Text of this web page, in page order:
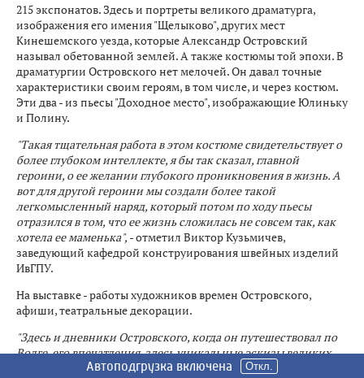
215 экспонатов. Здесь и портреты великого драматурга,
изображения его имения "Щелыково", других мест
Кинешемского уезда, которые Александр Островский
называл обетованной землей. А также костюмы той эпохи. В
драматургии Островского нет мелочей. Он давал точные
характеристики своим героям, в том числе, и через костюм.
Эти два - из пьесы "Доходное место", изображающие Юлиньку
и Полину.
"Такая тщательная работа в этом костюме свидетельствует о
более глубоком интеллекте, я бы так сказал, главной
героини, о ее желании глубокого проникновения в жизнь. А
вот для другой героини мы создали более такой
легкомысленный наряд, который потом по ходу пьесы
отразился в том, что ее жизнь сложилась не совсем так, как
хотела ее маменька", - отметил Виктор Кузьмичев,
заведующий кафедрой конструирования швейных изделий
ИвГПУ.
На выставке - работы художников времен Островского,
афиши, театральные декорации.
"Здесь и дневники Островского, когда он путешествовал по
Волге, его впечатления, здесь уникальные эскизы великих
театральных художников",- сообщила Анастасия Грушецкая,
Автоподгрузка включена Откл.
Автоподгрузка включена Откл.
Автоподгрузка включена Откл.
Автоподгрузка включена Откл.
Автоподгрузка включена Откл.
Автоподгрузка включена Откл.